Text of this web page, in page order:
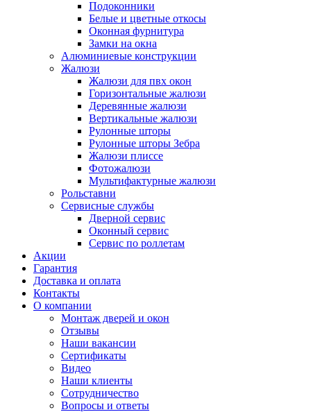
Подоконники
Белые и цветные откосы
Оконная фурнитура
Замки на окна
Алюминиевые конструкции
Жалюзи
Жалюзи для пвх окон
Горизонтальные жалюзи
Деревянные жалюзи
Вертикальные жалюзи
Рулонные шторы
Рулонные шторы Зебра
Жалюзи плиссе
Фотожалюзи
Мультифактурные жалюзи
Рольставни
Сервисные службы
Дверной сервис
Оконный сервис
Сервис по роллетам
Акции
Гарантия
Доставка и оплата
Контакты
О компании
Монтаж дверей и окон
Отзывы
Наши вакансии
Сертификаты
Видео
Наши клиенты
Сотрудничество
Вопросы и ответы